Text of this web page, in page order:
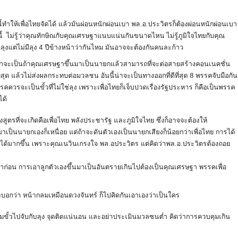
ำให้เพื่อไทยจัดได้ แล้วมันผ่อนหนักผ่อนเบา พล.อ.ประวิตรก็ต้องผ่อนหนักผ่อนเบา
นี้ ไม่รู้ว่าคุณทักษิณกับคุณเศรษฐาแนบแน่นกันขนาดไหน ไม่รู้ภูมิใจไทยกับคุณ
งแต่ไม่มีลุง 4 ปีข้างหน้าว่ากันไหม มันอาจจะต้องกันคนละก้าว
ะเป็นถ้าคุณเศรษฐาขึ้นมาเป็นนายกแล้วสามารถที่จะต่อสายสร้างคอนเนคชั่น
ด แล้วไม่ส่งผลกระทบต่อมวลชน อันนี้น่าจะเป็นทางออกที่ดีที่สุด 8 พรรคจับมือกัน
ควรจะเป็นขั้วที่ไม่ใช่ลุง เพราะเพื่อไทยก็เจ็บปวดเรื่องรัฐประหาร ก็คือเป็นพรรค
ด้
รที่จะเกิดคือเพื่อไทย พลังประชารัฐ และภูมิใจไทย ซึ่งก็อาจจะต้องให้
ป็นนายกเองก็เหนื่อย แต่ถ้าจะดันตัวเองเป็นนายกเสียงก็น้อยกว่าเพื่อไทย การได้
ด้มากขึ้น เพราะคุณเนวินเกรงใจ พล.อประวิตร แต่คิดว่าพล.อ.ประวิตรต้องถอย
อน การเอาลูกตัวเองขึ้นมาเป็นอันตรายเกินไปต้องเป็นคุณเศรษฐา พรรคเพื่อ
อกว่า หน้ากลมเหมือนดวงจันทร์ ก็ไปคิดกันเอาเองว่าเป็นใคร
วไปจับกับลุง จุดติดแน่นอน และอย่าประเมินมวลซนต่ำ คิดว่าการควบคุมเกิน